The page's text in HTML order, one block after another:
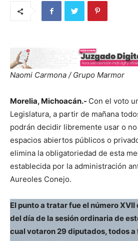
Naomi Carmona / Grupo Marmor
Morelia, Michoacán.- Con el voto
Legislatura, a partir de mañana
podrán decidir libremente usar o
espacios abiertos públicos o
elimina la obligatoriedad de esta
establecida por la administración
Aureoles Conejo.
El punto a tratar fue el número
del día de la sesión ordinaria de
cual votaron 29 diputados, todos